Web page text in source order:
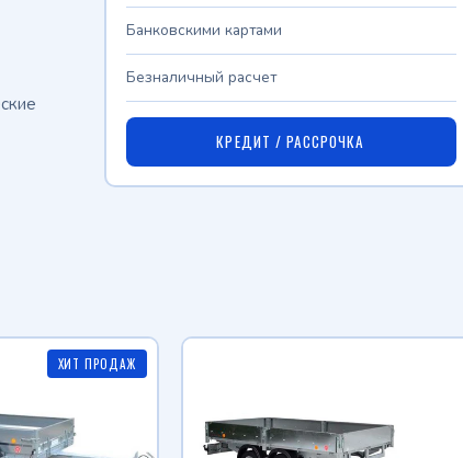
Банковскими картами
Безналичный расчет
КРЕДИТ / РАССРОЧКА
ХИТ ПРОДАЖ